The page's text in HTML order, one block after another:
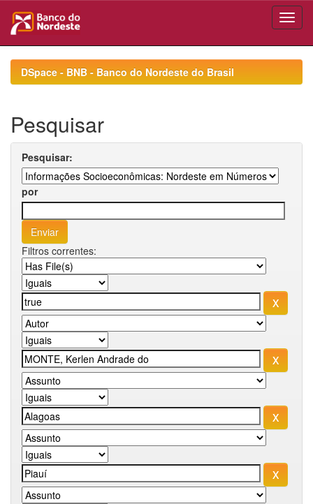
navigationDSpace - BNB - Banco do Nordeste do Brasil
Pesquisar
Pesquisar:
por
Filtros correntes: